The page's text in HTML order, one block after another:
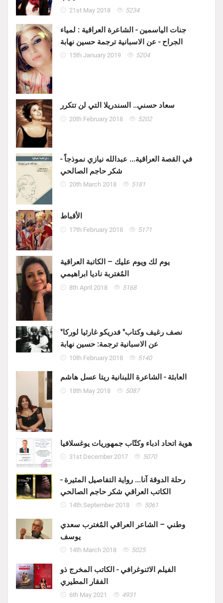
21st May 2018 5234
جنات الياسمين - الشاعرة العراقية : لمياء
الجراح - عن الاسبانية ترجمة حسين نهابة
15th January 2019 5204
سعاد حسني.. السندريلا التي لن تتكرر
20th February 2018 5202
في القصة العراقية... عبدالله نيازي نموذجاً -
شكر حاجم الصالحي
20th March 2018 5181
الأقباط
17th February 2018 5171
يوم لك ويوم عليك – الكاتبة العراقية
المُغتربة ناديا ابراهيمي
8th April 2018 5168
"نصف رغيف وكتاب" فدريكو غارثيا لوركا
عن الاسبانية ترجمة: حسين نهابة
10th February 2018 5140
العابثة - الشاعرة اللبنانية ريتا عسل هاشم
18th May 2018 5087
هوية اتحاد ادباء وكتّاب جمهوريات يوغسلافيا
31st December 2017 5070
رحلة الدوقة آنا... رواية التفاصيل المثيرة -
الكاتب العراقي شكر حاجم الصالحي
14th September 2018 5061
وطني – الشاعر العراقي المُغترب سعدي
يوسف
14th March 2018 5025
الفيلم الاثنوغرافي - الكاتب المخرج ذو
الفقار المطيري
6th May 2021 4931